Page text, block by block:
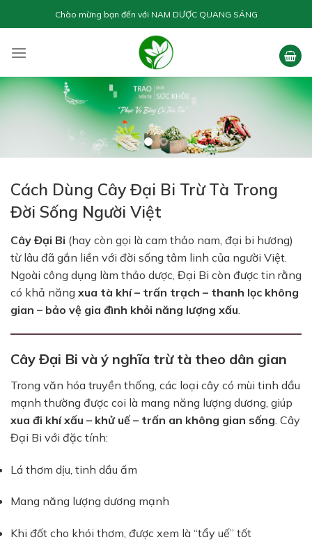
to
Chào mừng bạn đến với NAM DƯỢC QUANG SÁNG
Cách Dùng Cây Đại Bi Trừ Tà Trong
Đời Sống Người Việt
Cây Đại Bi (hay còn gọi là cam thảo nam, đại bi hương)
từ lâu đã gắn liền với đời sống tâm linh của người Việt.
Ngoài công dụng làm thảo dược, Đại Bi còn được tin rằng
có khả năng xua tà khí – trấn trạch – thanh lọc không
gian – bảo vệ gia đình khỏi năng lượng xấu
Cây Đại Bi và ý nghĩa trừ tà theo dân gian
Trong văn hóa truyền thống, các loại cây có mùi tinh dầu
mạnh thường được coi là mang năng lượng dương, giúp
xua đi khí xấu – khử uế – trấn an không gian sống . Cây
Đại Bi với đặc tính:
Lá thơm dịu, tinh dầu ấm
Mang năng lượng dương mạnh
Khi đốt cho khói thơm, được xem là “tẩy uế” tốt